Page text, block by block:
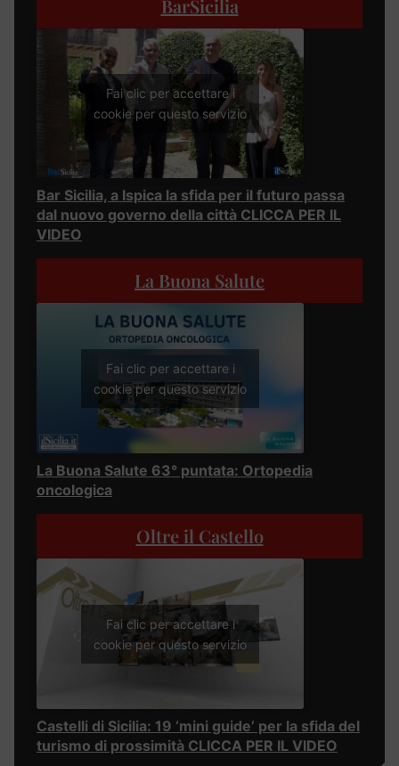
BarSicilia
Fai clic per accettare i
cookie per questo servizio
Bar Sicilia, a Ispica la sfida per il futuro passa
dal nuovo governo della città CLICCA PER IL
VIDEO
La Buona Salute
Fai clic per accettare i
cookie per questo servizio
La Buona Salute 63° puntata: Ortopedia
oncologica
Oltre il Castello
Fai clic per accettare i
cookie per questo servizio
Castelli di Sicilia: 19 ‘mini guide’ per la sfida del
turismo di prossimità CLICCA PER IL VIDEO